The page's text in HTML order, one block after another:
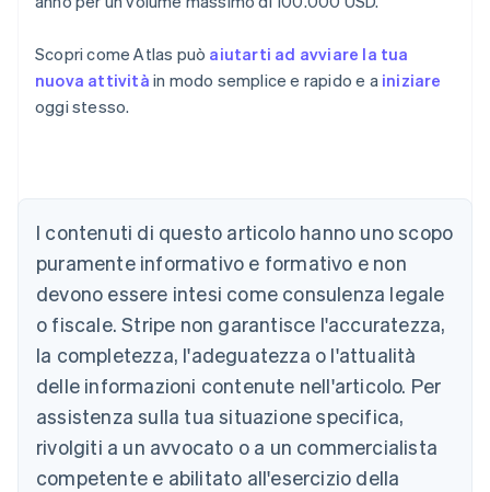
Scopri come Atlas può aiutarti ad avviare la tua
nuova attività in modo semplice e rapido e a iniziare
oggi stesso.
I contenuti di questo articolo hanno uno scopo
puramente informativo e formativo e non
devono essere intesi come consulenza legale
o fiscale. Stripe non garantisce l'accuratezza,
la completezza, l'adeguatezza o l'attualità
delle informazioni contenute nell'articolo. Per
assistenza sulla tua situazione specifica,
rivolgiti a un avvocato o a un commercialista
competente e abilitato all'esercizio della
Austria
Belgio
Nederlands FrançaisDeutschEnglish
Brasile
Português English
Bulgaria
English
Canada
EnglishFrançais
Cina continentale
简体中文
Cipro
English